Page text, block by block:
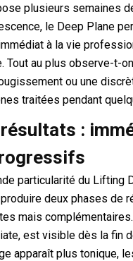
plusieurs semaines
le Deep Plane
à la vie
Tout au plus observe-t-
ou une
traitées pendant
:
particularité du Lifting
deux phases de
mais
est visible dès la fin
apparaît plus tonique,